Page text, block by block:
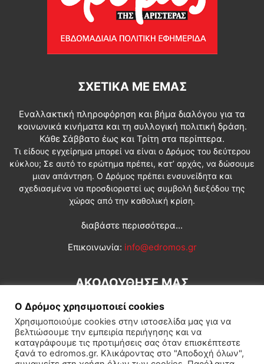
ΣΧΕΤΙΚΆ ΜΕ ΕΜΆΣ
Εναλλακτική πληροφόρηση και βήμα διαλόγου για τα
κοινωνικά κινήματα και τη συλλογική πολιτική δράση.
Κάθε Σάββατο έως και Τρίτη στα περίπτερα.
Τι είδους εγχείρημα μπορεί να είναι ο Δρόμος του δεύτερου
κύκλου; Σε αυτό το ερώτημα πρέπει, κατ’ αρχάς, να δώσουμε
μιαν απάντηση. Ο Δρόμος πρέπει ενσυνείδητα και
σχεδιασμένα να προσδιοριστεί ως συμβολή διεξόδου της
χώρας από την καθολική κρίση.
διαβάστε περισσότερα...
Επικοινωνία: info@edromos.gr
ΑΚΟΛΟΥΘΗΣΕ ΜΑΣ
Ο Δρόμος χρησιμοποιεί cookies
Χρησιμοποιούμε cookies στην ιστοσελίδα μας για να
βελτιώσουμε την εμπειρία περιήγησης και να
καταγράφουμε τις προτιμήσεις σας όταν επισκέπτεστε
ξανά το edromos.gr. Κλικάροντας στο "Αποδοχή όλων",